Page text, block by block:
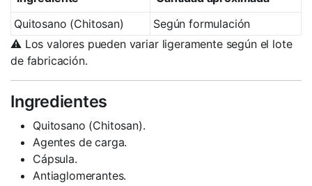
Quitosano (Chitosan)
Según formulación
⚠️ Los valores pueden variar ligeramente según el lote
de fabricación.
Ingredientes
Quitosano (Chitosan).
Agentes de carga.
Cápsula.
Antiaglomerantes.